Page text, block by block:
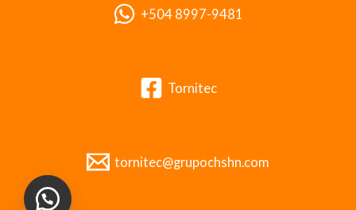
+504 8997-9481
Tornitec
tornitec@grupochshn.com